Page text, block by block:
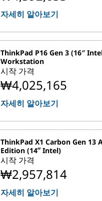
자세히 알아보기
ThinkPad P16 Gen 3 (16″
Workstation
시작 가격
₩4,025,165
자세히 알아보기
ThinkPad X1 Carbon Gen 13
Edition (14ʺ Intel)
시작 가격
₩2,957,814
자세히 알아보기